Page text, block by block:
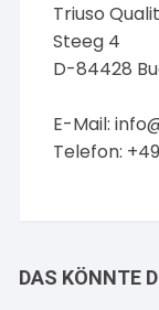
Triuso
Steeg 4
D-84428
E-Mail:
Telefon:
DAS KÖNNTE